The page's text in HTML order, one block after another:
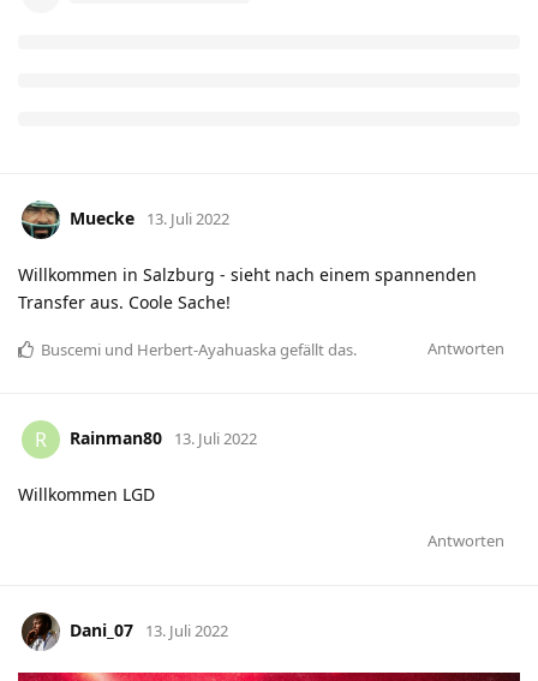
Muecke 13. Juli 2022
Willkommen in Salzburg - sieht nach einem spannenden
Transfer aus. Coole Sache!
Antworten
Buscemi und Herbert-Ayahuaskagefällt das.
R Rainman80 13. Juli 2022
Willkommen LGD
Antworten
Dani_07 13. Juli 2022